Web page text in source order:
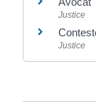
Justice
Justice